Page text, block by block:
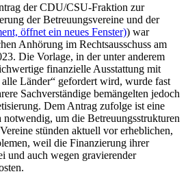
der CDU/CSU-Fraktion zur
der Betreuungsvereine und der
öffnet ein neues Fenster)) war
Anhörung im Rechtsausschuss am
Die Vorlage, in der unter anderem
finanzielle Ausstattung mit
Länder“ gefordert wird, wurde fast
Sachverständige bemängelten jedoch
Dem Antrag zufolge ist eine
notwendig, um die Betreuungsstrukturen
stünden aktuell vor erheblichen,
weil die Finanzierung ihrer
und auch wegen gravierender